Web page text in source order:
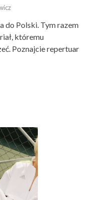
do Polski. Tym razem
któremu
Poznajcie repertuar